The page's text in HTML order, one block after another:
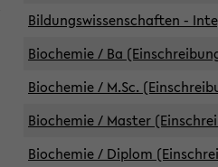
Bildungswissenschaften -
Biochemie / Ba
Biochemie / M.Sc.
Biochemie / Master
Biochemie / Diplom